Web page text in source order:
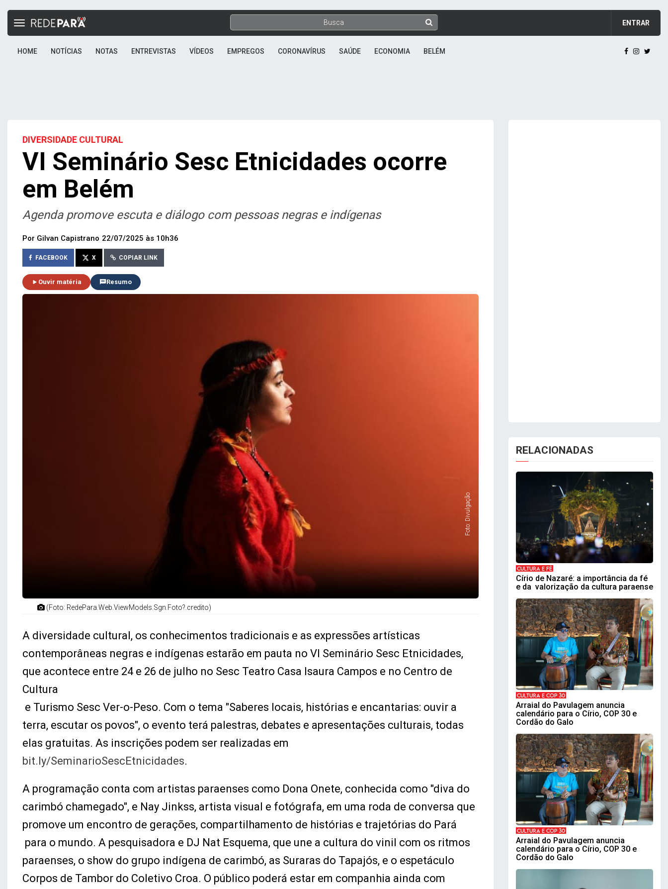
ENTRAR
Toggle
HOME NOTÍCIAS NOTAS ENTREVISTAS VÍDEOS EMPREGOS CORONAVÍRUS SAÚDE ECONOMIA BELÉM
DIVERSIDADE CULTURAL
VI Seminário Sesc Etnicidades ocorre
em Belém
Agenda promove escuta e diálogo com pessoas negras e indígenas
Por Gilvan Capistrano 22/07/2025 às 10h36
FACEBOOK X COPIAR LINK
Ouvir matéria Resumo
Foto: Divulgação
(Foto: RedePara.Web.ViewModels.Sgn.Foto?.credito)
A diversidade cultural, os conhecimentos tradicionais e as expressões artísticas
contemporâneas negras e indígenas estarão em pauta no VI Seminário Sesc Etnicidades,
que acontece entre 24 e 26 de julho no Sesc Teatro Casa Isaura Campos e no Centro de
Cultura
e Turismo Sesc Ver-o-Peso. Com o tema "Saberes locais, histórias e encantarias: ouvir a
terra, escutar os povos", o evento terá palestras, debates e apresentações culturais, todas
elas gratuitas. As inscrições podem ser realizadas em
bit.ly/SeminarioSescEtnicidades.
A programação conta com artistas paraenses como Dona Onete, conhecida como "diva do
carimbó chamegado", e Nay Jinkss, artista visual e fotógrafa, em uma roda de conversa que
promove um encontro de gerações, compartilhamento de histórias e trajetórias do Pará
para o mundo. A pesquisadora e DJ Nat Esquema, que une a cultura do vinil com os ritmos
paraenses, o show do grupo indígena de carimbó, as Suraras do Tapajós, e o espetáculo
Corpos de Tambor do Coletivo Croa. O público poderá estar em companhia ainda com
RELACIONADAS
CULTURA E FÉ
Círio de Nazaré: a importância da fé
e da valorização da cultura paraense
CULTURA E COP 30
Arraial do Pavulagem anuncia
calendário para o Círio, COP 30 e
Cordão do Galo
CULTURA E COP 30
Arraial do Pavulagem anuncia
calendário para o Círio, COP 30 e
Cordão do Galo